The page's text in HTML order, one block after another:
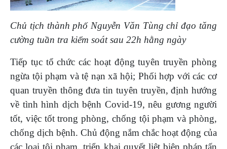
Chủ tịch thành phố Nguyễn Văn Tùng chỉ đạo tăng
cường tuần tra kiểm soát sau 22h hằng ngày
Tiếp tục tổ chức các hoạt động tuyên truyền phòng
ngừa tội phạm và tệ nạn xã hội; Phối hợp với các cơ
quan truyền thông đưa tin tuyên truyền, định hướng
về tình hình dịch bệnh Covid-19, nêu gương người
tốt, việc tốt trong phòng, chống tội phạm và phòng,
chống dịch bệnh. Chủ động nắm chắc hoạt động của
các loại tội phạm, triển khai quyết liệt biện pháp tấn